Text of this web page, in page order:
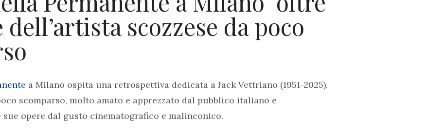
dell’artista scozzese da poco
a Milano ospita una retrospettiva dedicata a Jack Vettriano (1951-2025),
scomparso, molto amato e apprezzato dal pubblico italiano e
opere dal gusto cinematografico e malinconico.